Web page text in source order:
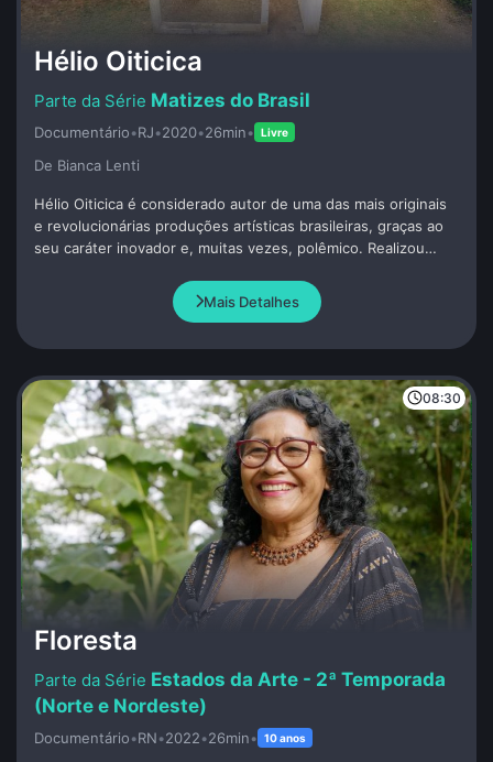
Hélio Oiticica
Matizes do Brasil
Documentário•RJ•2020•26min• Livre
De Bianca Lenti
Hélio Oiticica é considerado autor de uma das mais originais
e revolucionárias produções artísticas brasileiras, graças ao
seu caráter inovador e, muitas vezes, polêmico. Realizou
performance e escrita. Algumas marcas de sua obra são a
inaugural forma de abertura à participação do espectador, o
Mais Detalhes
08:30
Floresta
Estados da Arte - 2ª Temporada
(Norte e Nordeste)
Documentário•RN•2022•26min• 10 anos